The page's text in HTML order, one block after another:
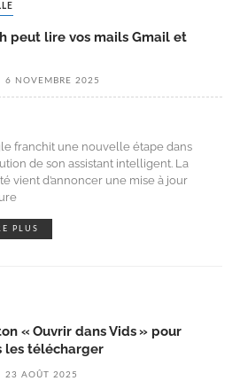
peut lire vos mails Gmail et
6 NOVEMBRE 2025
franchit une nouvelle étape dans
de son assistant intelligent. La
vient d’annoncer une mise à jour
PLUS
« Ouvrir dans Vids » pour
les télécharger
23 AOÛT 2025